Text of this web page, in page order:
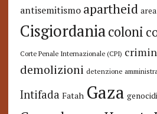
antisemitismo apartheid
Cisgiordaniacoloni
Corte Penale Internazionale (CPI)
demolizioni detenzione
Intifada Fatah Gaza